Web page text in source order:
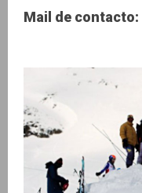
Mail de contacto: